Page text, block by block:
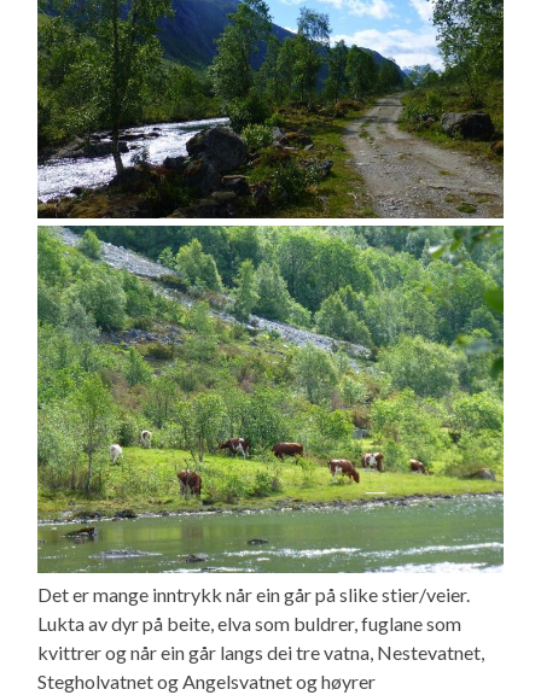
Det er mange inntrykk når ein går på slike stier/veier.
Lukta av dyr på beite, elva som buldrer, fuglane som
kvittrer og når ein går langs dei tre vatna, Nestevatnet,
Stegholvatnet og Angelsvatnet og høyrer